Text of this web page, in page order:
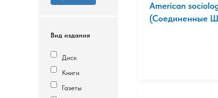
Вид издания
Диск
Книги
Газеты
American
(Соединенные